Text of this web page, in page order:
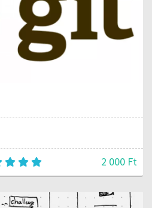
2 000 Ft